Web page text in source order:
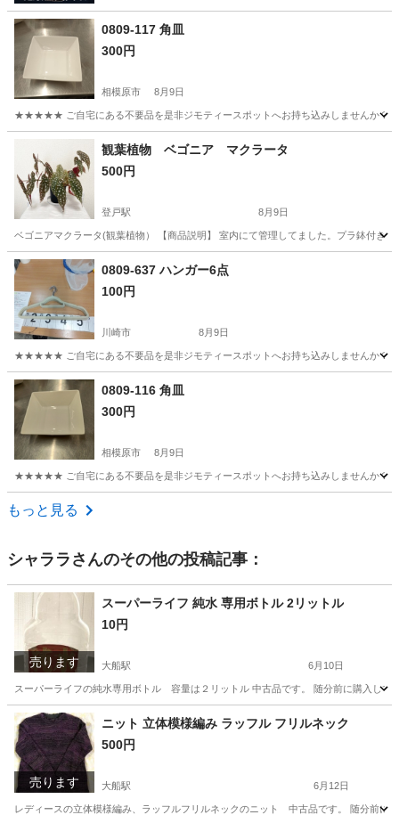
0809-117 角皿
300円
相模原市 8月9日
★★★★★ ご自宅にある不要品を是非ジモティースポットへお持ち込みしませんか？
相模原市 食器 現地
観葉植物 ベゴニア マクラータ
500円
登戸駅 8月9日
ベゴニアマクラータ(観葉植物） 【商品説明】 室内にて管理してました。プラ鉢付き
神奈川 川崎市 その他
0809-637 ハンガー6点
100円
川崎市 8月9日
★★★★★ ご自宅にある不要品を是非ジモティースポットへお持ち込みしませんか？
神奈川 川崎市 0809-116 角皿
300円
相模原市 8月9日
★★★★★ ご自宅にある不要品を是非ジモティースポットへお持ち込みしませんか？
神奈川 相模原市
もっと見る
シャララ さんのその他の投稿記事：
売ります
スーパーライフ 純水 専用ボトル 2リットル
10円
大船駅 6月10日
スーパーライフの純水専用ボトル 容量は２リットル 中古品です。 随分前に購入し
神奈川 鎌倉市 大船駅 家庭用品
売ります
ニット 立体模様編み ラッフル フリルネック
500円
大船駅 6月12日
レディースの立体模様編み、ラッフルフリルネックのニット 中古品です。 随分前